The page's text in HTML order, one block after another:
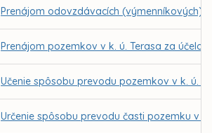
Prenájom odovzdávacích (výmenníkových)
Prenájom pozemkov v k. ú. Terasa za
Učenie spôsobu prevodu pozemkov v k. ú.
Určenie spôsobu prevodu časti pozemku v